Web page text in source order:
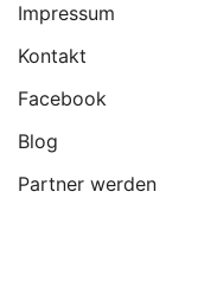
Impressum
Kontakt
Facebook
Blog
Partner werden